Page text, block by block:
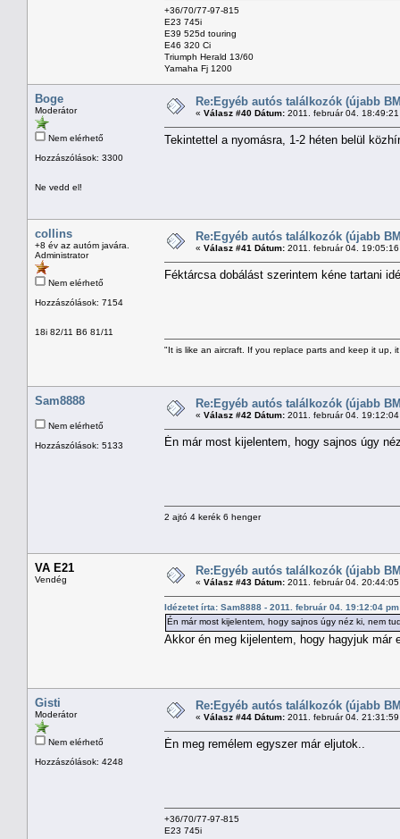
+36/70/77-97-815
E23 745i
E39 525d touring
E46 320 Ci
Triumph Herald 13/60
Yamaha Fj 1200
Boge
Moderátor
Nem elérhető
Hozzászólások: 3300
Ne vedd el!
Re:Egyéb autós találkozók (újabb
« Válasz #40 Dátum: 2011. február 04.
Tekintettel a nyomásra, 1-2 héten belül
collins
+8 év az autóm javára.
Administrator
Nem elérhető
Hozzászólások: 7154
18i 82/11 B6 81/11
Re:Egyéb autós találkozók (újabb
« Válasz #41 Dátum: 2011. február 04.
Féktárcsa dobálást szerintem kéne tartani
"It is like an aircraft. If you replace parts and keep it up,
Sam8888
Nem elérhető
Hozzászólások: 5133
Re:Egyéb autós találkozók (újabb
« Válasz #42 Dátum: 2011. február 04.
Én már most kijelentem, hogy sajnos úgy
2 ajtó 4 kerék 6 henger
VA E21
Vendég
Re:Egyéb autós találkozók (újabb
« Válasz #43 Dátum: 2011. február 04.
Idézetet írta: Sam8888 - 2011. február 04. 19:12:04 pm
Én már most kijelentem, hogy sajnos úgy néz ki, nem
Akkor én meg kijelentem, hogy hagyjuk már
Gisti
Moderátor
Nem elérhető
Hozzászólások: 4248
Re:Egyéb autós találkozók (újabb
« Válasz #44 Dátum: 2011. február 04.
Én meg remélem egyszer már eljutok..
+36/70/77-97-815
E23 745i